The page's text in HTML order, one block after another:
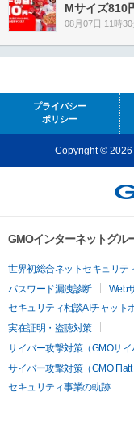
Mサイズ810
08月07日 11時30
プライバシー
ポリシー
Copyright © 2026
GMOインターネットグル
世界初総合ネットセキュリテ
パスワード漏洩診断
Web
セキュリティ相談AIチャット
実在証明・盗聴対策
サイバー攻撃対策（GMOサイ
サイバー攻撃対策（GMO Flatt
セキュリティ事業の軌跡